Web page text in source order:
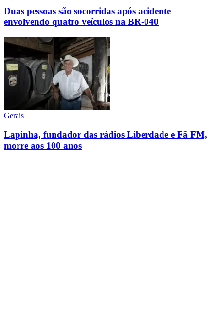
Duas pessoas são socorridas após acidente
envolvendo quatro veículos na BR-040
Gerais
Lapinha, fundador das rádios Liberdade e Fã FM,
morre aos 100 anos